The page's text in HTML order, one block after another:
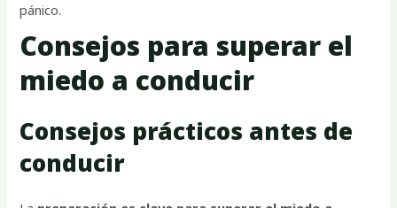
pánico.
Consejos para superar el
miedo a conducir
Consejos prácticos antes de
conducir